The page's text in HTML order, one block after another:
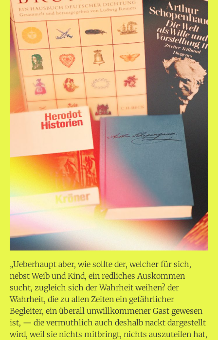
„Ueberhaupt aber, wie sollte der, welcher für sich,
nebst Weib und Kind, ein redliches Auskommen
sucht, zugleich sich der Wahrheit weihen? der
Wahrheit, die zu allen Zeiten ein gefährlicher
Begleiter, ein überall unwillkommener Gast gewesen
ist, — die vermuthlich auch deshalb nackt dargestellt
wird, weil sie nichts mitbringt, nichts auszuteilen hat,